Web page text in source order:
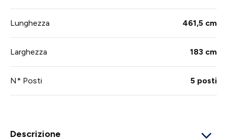
Lunghezza 461,5 cm
Larghezza 183 cm
N* Posti 5 posti
Descrizione